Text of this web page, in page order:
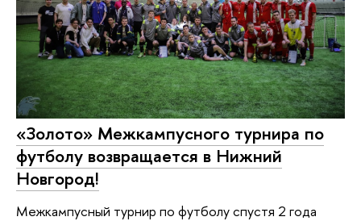
«Золото» Межкампусного турнира по
футболу возвращается в Нижний
Новгород!
Межкампусный турнир по футболу спустя 2 года